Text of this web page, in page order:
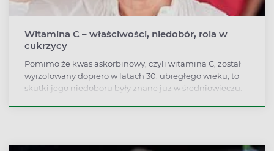
Witamina C – właściwości, niedobór, rola w
cukrzycy
Pomimo że kwas askorbinowy, czyli witamina C, został
wyizolowany dopiero w latach 30. ubiegłego wieku, to
skutki jego niedoboru były znane już w średniowieczu.